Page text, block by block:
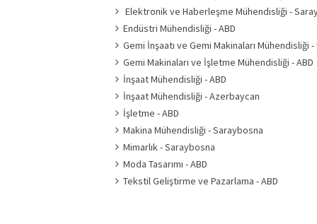
Elektronik ve Haberleşme Mühendisliği -
Endüstri Mühendisliği - ABD
Gemi İnşaatı ve Gemi Makinaları Mühendisliği -
Gemi Makinaları ve İşletme Mühendisliği - ABD
İnşaat Mühendisliği - ABD
İnşaat Mühendisliği - Azerbaycan
İşletme - ABD
Makina Mühendisliği - Saraybosna
Mimarlık - Saraybosna
Moda Tasarımı - ABD
Tekstil Geliştirme ve Pazarlama - ABD